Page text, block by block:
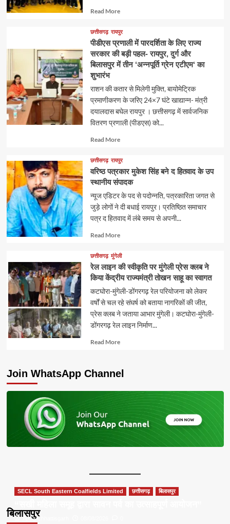
Read MoreRead
about
छत्तीसगढ़ रायपुर
पीडीएस प्रणाली में पारदर्शिता के लिए राज्य
सरकार की बड़ी पहल- रायपुर, दुर्ग और
बिलासपुर में तीन ‘अन्नपूर्ति ग्रेन एटीएम‘ का
शुभारंभ
राशन की कतार से मिलेगी मुक्ति, बायोमेट्रिक
प्रमाणीकरण के जरिए 24×7 घंटे खाद्यान्न- मंत्री
दयालदास बघेल रायपुर । छत्तीसगढ़ में सार्वजनिक
वितरण प्रणाली (पीडएस) को...
Read MoreRead
about
छत्तीसगढ़ रायपुर
वरिष्ठ पत्रकार मुकेश सिंह बने द हितवाद के उप
स्थानीय संपादक
न्यूज एडिटर के पद से पदोन्नति, पत्रकारिता जगत से
जुड़े लोगों ने दी बधाई रायपुर। प्रतिष्ठित समाचार
पत्र द हितवाद में लंबे समय से अपनी...
Read MoreRead
about
छत्तीसगढ़ मुंगेली
रेल लाइन की स्वीकृति पर मुंगेली प्रेस क्लब ने
किया केंद्रीय राज्यमंत्री तोखन साहू का स्वागत
कटघोरा-मुंगेली-डोंगरगढ़ रेल परियोजना को लेकर
वर्षों से चल रहे संघर्ष को बताया नागरिकों की जीत,
प्रेस क्लब ने जताया आभार मुंगेली। कटघोरा-मुंगेली-
डोंगरगढ़ रेल लाइन निर्माण...
Read MoreRead
Join WhatsApp Channel
बिलासपुर
SECL South Eastern Coalfields Limited छत्तीसगढ़ बिलासपुर
Apna Chhattisgarh